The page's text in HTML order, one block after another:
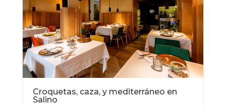
Croquetas, caza, y mediterráneo en
Salino